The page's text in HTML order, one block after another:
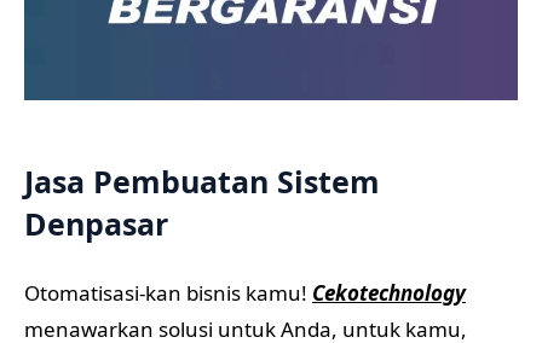
Jasa Pembuatan Sistem
Denpasar
Otomatisasi-kan bisnis kamu! Cekotechnology
menawarkan solusi untuk Anda, untuk kamu,